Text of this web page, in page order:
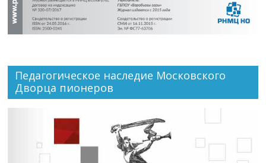
Педагогическое наследие Московского
Дворца пионеров